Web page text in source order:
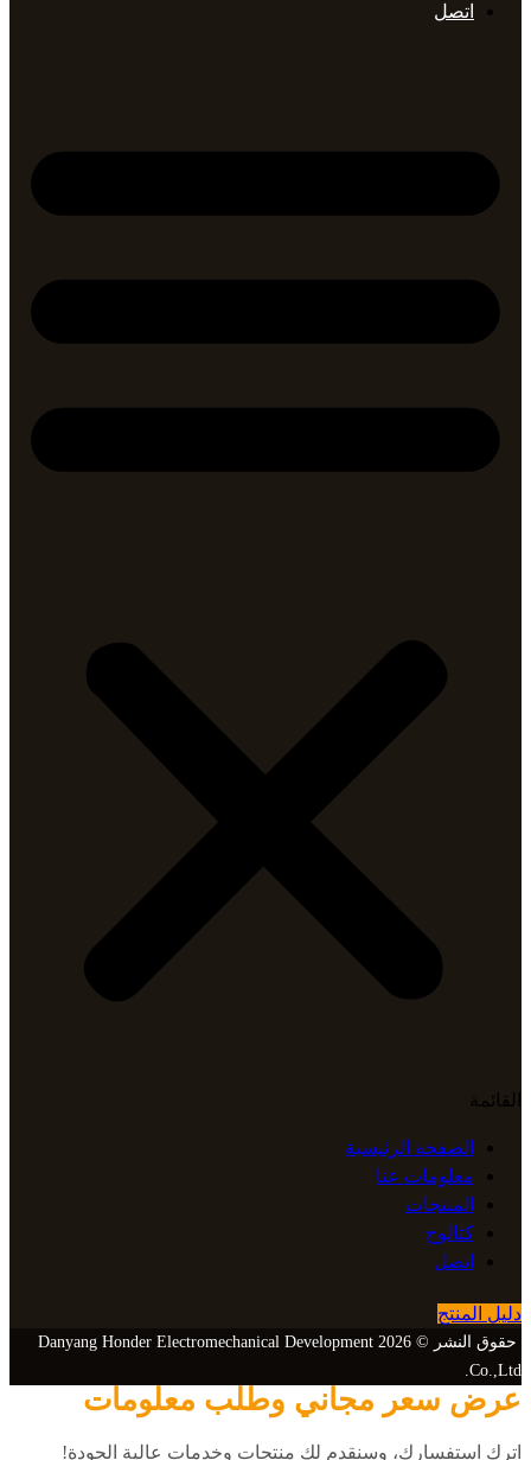
اتصل
القائمة
الصفحة الرئيسية
معلومات عنا
المنتجات
كتالوج
اتصل
دليل المنتج
حقوق النشر © 2026 Danyang Honder Electromechanical Development
Co.,Ltd.
عرض سعر مجاني وطلب معلومات
اترك استفسارك، وسنقدم لك منتجات وخدمات عالية الجودة!